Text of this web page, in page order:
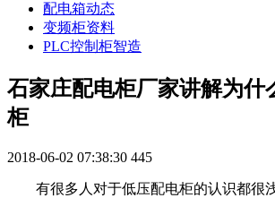
配电箱动态
变频柜资料
PLC控制柜智造
石家庄配电柜厂家讲解为什
柜
2018-06-02 07:38:30 445
有很多人对于低压配电柜的认识都很